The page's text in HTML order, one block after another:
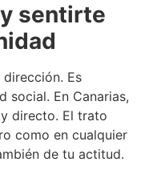
sentirte
Es
social. En Canarias,
directo. El trato
como en cualquier
de tu actitud.